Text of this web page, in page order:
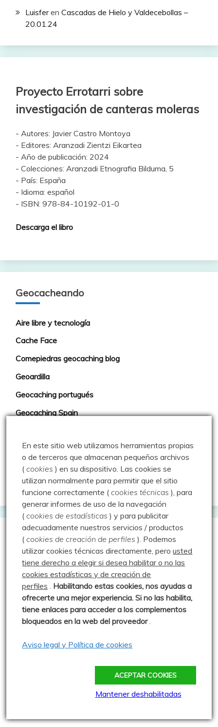
Luisferen Cascadas de Hielo y Valdecebollas –
20.01.24
Proyecto Errotarri sobre
investigación de canteras moleras
- Autores: Javier Castro Montoya
- Editores: Aranzadi Zientzi Eikartea
- Año de publicación: 2024
- Colecciones: Aranzadi Etnografia Bilduma, 5
- País: España
- Idioma: español
- ISBN: 978-84-10192-01-0
Descarga el libro
Geocacheando
Aire libre y tecnología
Cache Face
Comepiedras geocaching blog
Geoardilla
Geocaching portugués
Geocaching Spain
Trushoo Team
Vacaché: Las rutas de MJ y Javi
Web oficial del Geocaching
Webs que cotilleo
Sparrou - Juegos sobre naturaleza
Asociación Cultural "Peña Ruz"
Barruelo de Santullán
Club de Montaña la Escalerilla
Cronoescalada TORREÓN Carrera Vertical
Montañas a esgalla - Vidal Rioja
Naturaleza de la Valdavia - Luis Herrero
En este sitio web utilizamos herramientas propias
o de terceros que almacenan pequeños archivos
(cookies ) en su dispositivo. Las cookies se
utilizan normalmente para permitir que el sitio
funcione correctamente (cookies técnicas ), para
generar informes de uso de la navegación
(cookies de estadísticas ) y para publicitar
adecuadamente nuestros servicios / productos
(cookies de creación de perfiles ). Podemos
utilizar cookies técnicas directamente, perousted
tiene derecho a elegir si desea habilitar o no las
cookies estadísticas y de creación de
perfiles . Habilitando estas cookies, nos ayudas a
ofrecerte una mejor experiencia. Si no las habilita,
tiene enlaces para acceder a los complementos
bloqueados en la web del proveedor.
Aviso legal y Política de cookies
ACEPTAR COOKIES
Mantener deshabilitadas